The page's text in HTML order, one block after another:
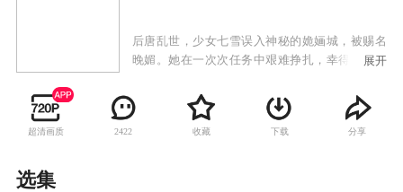
后唐乱世，少女七雪误入神秘的姽婳城，被赐名
晚媚。她在一次次任务中艰难挣扎，幸得身世成
晚媚涅槃重生，成为新任城主，而这一切尽在公
子的算计之中……
展开
超清画质 2422 收藏 下载 分享
选集